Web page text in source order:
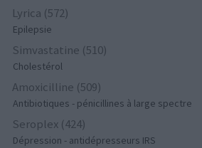
Lyrica (572)
Epilepsie
Simvastatine (510)
Cholestérol
Amoxicilline (509)
Antibiotiques - pénicillines à large spectre
Seroplex (424)
Dépression - antidépresseurs IRS